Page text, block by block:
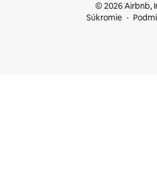
© 2026 Airbnb,
Súkromie